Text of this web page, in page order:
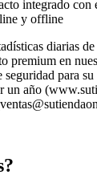
integrado con
y offline
diarias
premium en
para su
un año